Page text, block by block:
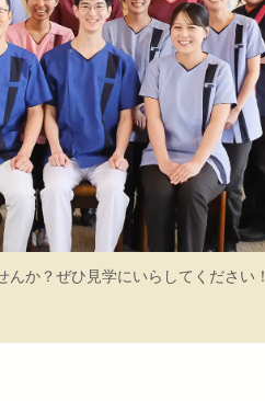
んか？ぜひ見学にいらしてください！